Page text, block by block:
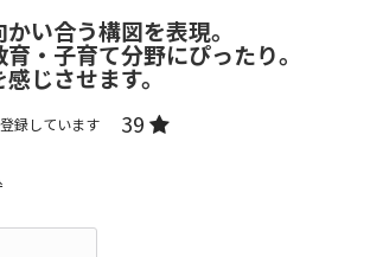
い合う構図を表現。
・子育て分野にぴったり。
じさせます。
録しています 39